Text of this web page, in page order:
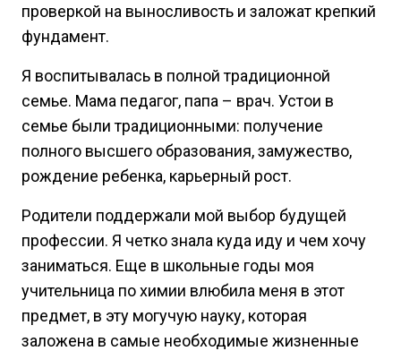
проверкой на выносливость и заложат крепкий
фундамент.
Я воспитывалась в полной традиционной
семье. Мама педагог, папа – врач. Устои в
семье были традиционными: получение
полного высшего образования, замужество,
рождение ребенка, карьерный рост.
Родители поддержали мой выбор будущей
профессии. Я четко знала куда иду и чем хочу
заниматься. Еще в школьные годы моя
учительница по химии влюбила меня в этот
предмет, в эту могучую науку, которая
заложена в самые необходимые жизненные